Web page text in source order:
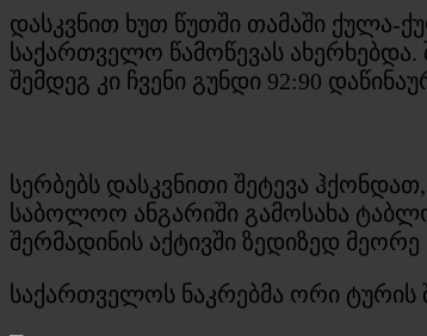
დასკვნით ხუთ წუთში თამაში ქულა-
საქართველო წამოწევას
შემდეგ კი ჩვენი გუნდი 92:90
სერბებს დასკვნითი შეტევა
საბოლოო ანგარიში გამოსახა
შერმადინის აქტივში ზედიზედ
საქართველოს ნაკრებმა ორი ტურის